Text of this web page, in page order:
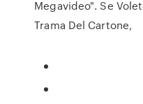
Megavideo". Se
Trama Del Cartone,